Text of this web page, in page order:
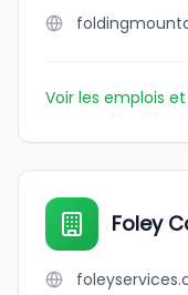
Voir les emplois
Foley